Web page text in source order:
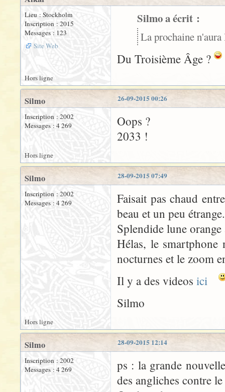
Lieu : Stockholm
Inscription : 2015
Messages : 123
Site Web
Silmo a écrit :
La prochaine
Du Troisième Âge ?
Hors ligne
26-09-2015 00:26
Silmo
Inscription : 2002
Messages : 4 269
Oops ?
2033 !
Hors ligne
28-09-2015 07:49
Silmo
Inscription : 2002
Messages : 4 269
Faisait pas chaud
beau et un peu étrange.
Splendide lune orange
Hélas, le smartphone
nocturnes et le zoom
Il y a des videos ici
Silmo
Hors ligne
28-09-2015 12:14
Silmo
Inscription : 2002
Messages : 4 269
ps : la grande
des angliches contre